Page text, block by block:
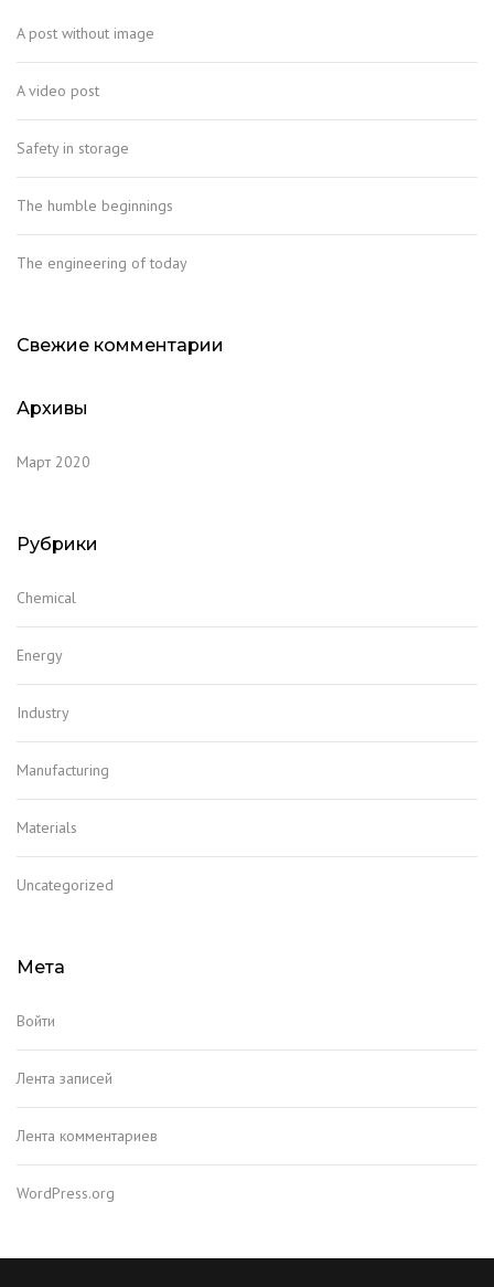
A post without image
A video post
Safety in storage
The humble beginnings
The engineering of today
Свежие комментарии
Архивы
Март 2020
Рубрики
Chemical
Energy
Industry
Manufacturing
Materials
Uncategorized
Мета
Войти
Лента записей
Лента комментариев
WordPress.org